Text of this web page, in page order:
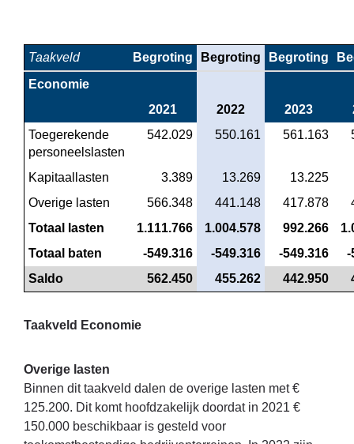
Taakveld Begroting Begroting Begroting
Economie
2021
2022 2023
Toegerekende
personeelslasten
542.029 550.161 561.163
Kapitaallasten 3.389 13.269
13.225
Overige lasten
566.348 441.148 417.878
Totaal lasten
1.111.766 1.004.578 992.266
Totaal baten
-549.316 -549.316 -549.316
-
Saldo
562.450 455.262 442.950
Taakveld Economie
Overige lasten
Binnen dit taakveld dalen de overige lasten met €
125.200. Dit komt hoofdzakelijk doordat in 2021 €
150.000 beschikbaar is gesteld voor